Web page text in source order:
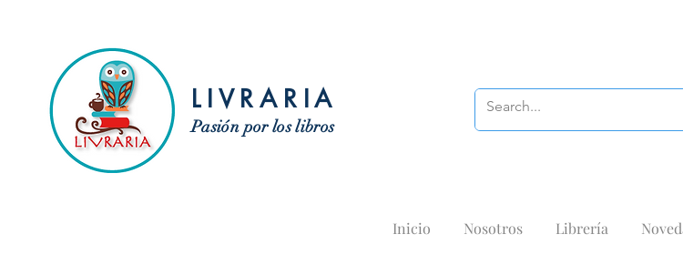
LIVRARIA
Pasión por los libros
Inicio Nosotros Librería